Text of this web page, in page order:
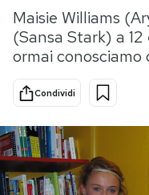
Tecnologia
Internet
Scienza
Cultura
Economia
Sport
Maisie Williams
(Sansa Stark) a
ormai
Condividi